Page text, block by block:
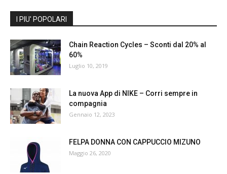
I PIU' POPOLARI
Chain Reaction Cycles – Sconti dal 20% al
60%
Luglio 10, 2019
La nuova App di NIKE – Corri sempre in
compagnia
Gennaio 12, 2023
FELPA DONNA CON CAPPUCCIO MIZUNO
Maggio 26, 2020